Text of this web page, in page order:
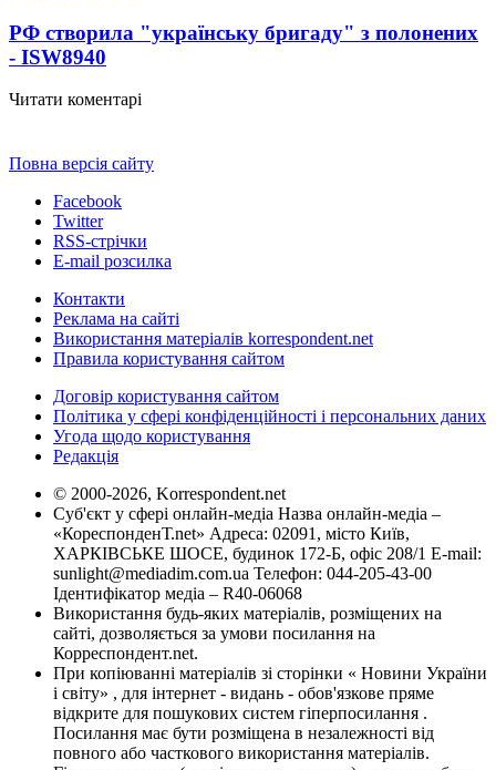
РФ створила "українську бригаду" з полонених
- ISW8940
Читати коментарі
Повна версія сайту
Facebook
Twitter
RSS-стрічки
E-mail розсилка
Контакти
Реклама на сайті
Використання матеріалів korrespondent.net
Правила користування сайтом
Договір користування сайтом
Політика у сфері конфіденційності і персональних даних
Угода щодо користування
Редакція
© 2000-2026, Korrespondent.net
Суб'єкт у сфері онлайн-медіа Назва онлайн-медіа –
«КореспонденТ.net» Адреса: 02091, місто Київ,
ХАРКІВСЬКЕ ШОСЕ, будинок 172-Б, офіс 208/1 E-mail:
sunlight@mediadim.com.ua Телефон: 044-205-43-00
Ідентифікатор медіа – R40-06068
Використання будь-яких матеріалів, розміщених на
сайті, дозволяється за умови посилання на
Корреспондент.net.
При копіюванні матеріалів зі сторінки « Новини України
і світу» , для інтернет - видань - обов'язкове пряме
відкрите для пошукових систем гіперпосилання .
Посилання має бути розміщена в незалежності від
повного або часткового використання матеріалів.